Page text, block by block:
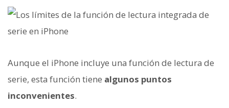
Aunque el iPhone incluye una función de lectura de
serie, esta función tiene algunos puntos
inconvenientes.